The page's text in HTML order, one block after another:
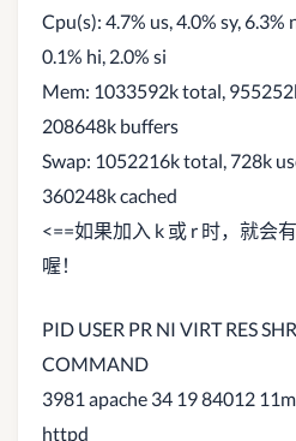
Cpu(s): 4.7% us, 4.0% sy, 6.3%
0.1% hi, 2.0% si
Mem: 1033592k total,
208648k buffers
Swap: 1052216k total, 728k
360248k cached
<==如果加入 k 或 r 时，就会
喔！
PID USER PR NI VIRT RES
COMMAND
3981 apache 34 19 84012
httpd